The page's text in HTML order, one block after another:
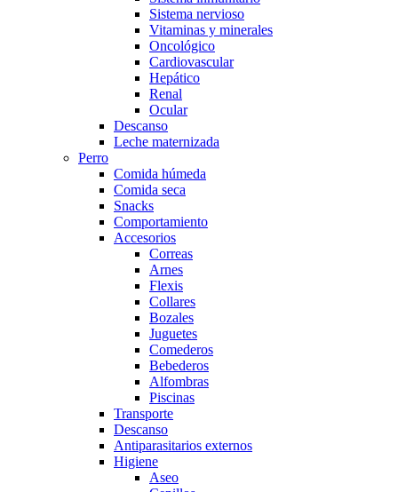
Sistema nervioso
Vitaminas y minerales
Oncológico
Cardiovascular
Hepático
Renal
Ocular
Descanso
Leche maternizada
Perro
Comida húmeda
Comida seca
Snacks
Comportamiento
Accesorios
Correas
Arnes
Flexis
Collares
Bozales
Juguetes
Comederos
Bebederos
Alfombras
Piscinas
Transporte
Descanso
Antiparasitarios externos
Higiene
Aseo